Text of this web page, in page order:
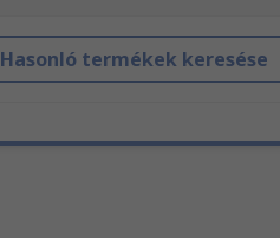
Hasonló termékek keresése